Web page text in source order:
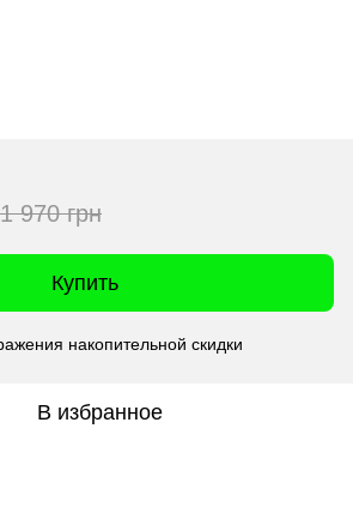
1 970 грн
Купить
накопительной скидки
В избранное